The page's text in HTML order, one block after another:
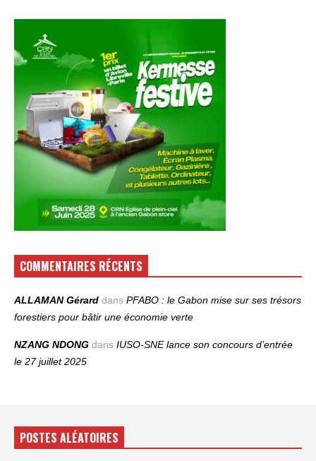
COMMENTAIRES RÉCENTS
ALLAMAN Gérard dans PFABO : le Gabon mise sur ses trésors
forestiers pour bâtir une économie verte
NZANG NDONG dans IUSO‑SNE lance son concours d’entrée
le 27 juillet 2025
POSTES ALÉATOIRES